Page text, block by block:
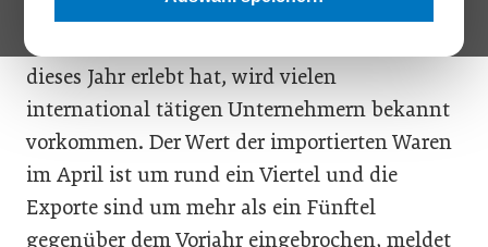
dem Weg zu uns.“ Was Manfred Rosenstatter
vom Salzburger Aluspezialisten Alumero
dieses Jahr erlebt hat, wird vielen
international tätigen Unternehmern bekannt
vorkommen. Der Wert der importierten Waren
im April ist um rund ein Viertel und die
Exporte sind um mehr als ein Fünftel
gegenüber dem Vorjahr eingebrochen, meldet